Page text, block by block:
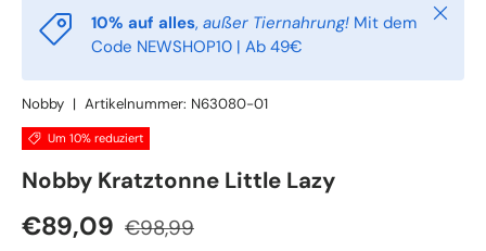
10% auf alles, außer Tiernahrung! Mit dem
Code NEWSHOP10 | Ab 49€
Nobby | Artikelnummer: N63080-01
Um 10% reduziert
Nobby Kratztonne Little Lazy
Verkaufspreis
€89,09 Normaler Preis
€98,99